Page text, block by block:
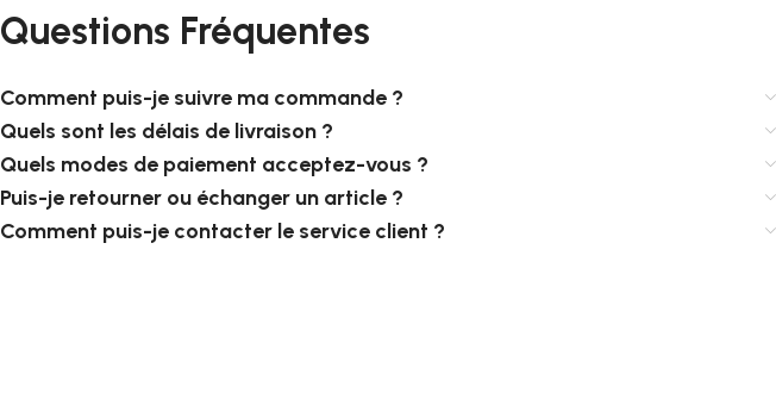
Questions Fréquentes
Comment puis-je suivre ma commande ?
Quels sont les délais de livraison ?
Quels modes de paiement acceptez-vous ?
Puis-je retourner ou échanger un article ?
Comment puis-je contacter le service client ?